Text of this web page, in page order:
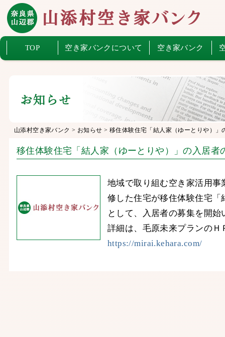
TOP 空き家バンクについて 空き家バンク
山添村空き家バンク > お知らせ > 移住体験住宅「結人家（ゆーとりや）」
移住体験住宅「結人家（ゆーとりや）」の入居者
地域で取り組む空き家活用事
修した住宅が移住体験住宅「
として、入居者の募集を開始
詳細は、毛原未来プランのＨ
https://mirai.kehara.com/